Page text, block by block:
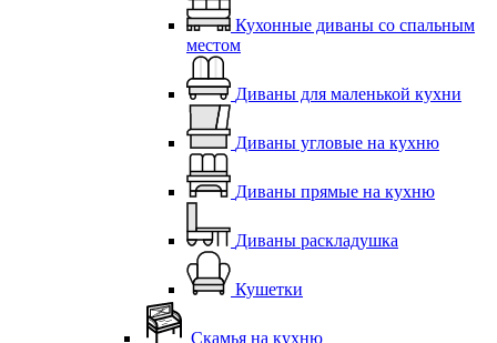
Кухонные диваны со спальным
местом
Диваны для маленькой кухни
Диваны угловые на кухню
Диваны прямые на кухню
Диваны раскладушка
Кушетки
Скамья на кухню